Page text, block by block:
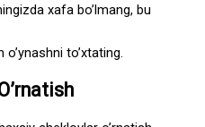
xafa bo’lmang, bu
o’ynashni to’xtating.